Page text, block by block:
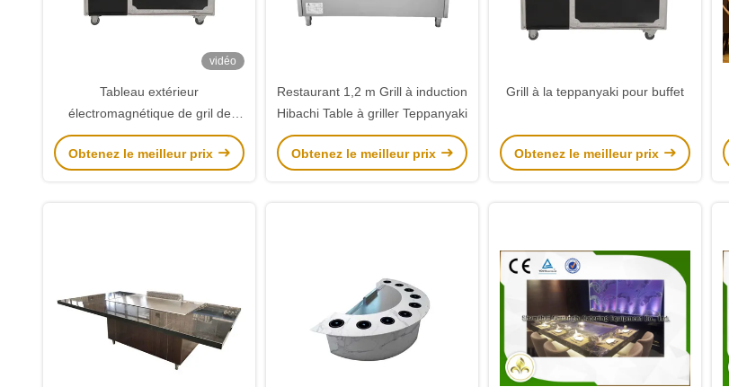
vidéo
Tableau extérieur
électromagnétique de gril de
Hibachi de rectangle pour le
boeuf/mouton
Obtenez le meilleur prix
Restaurant 1,2 m Grill à induction
Hibachi Table à griller Teppanyaki
Obtenez le meilleur prix
Grill à la teppanyaki pour buffet
Obtenez le meilleur prix